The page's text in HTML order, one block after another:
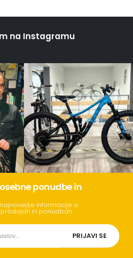
na Instagramu
ponudbe in
informacije o
in ponudbah.